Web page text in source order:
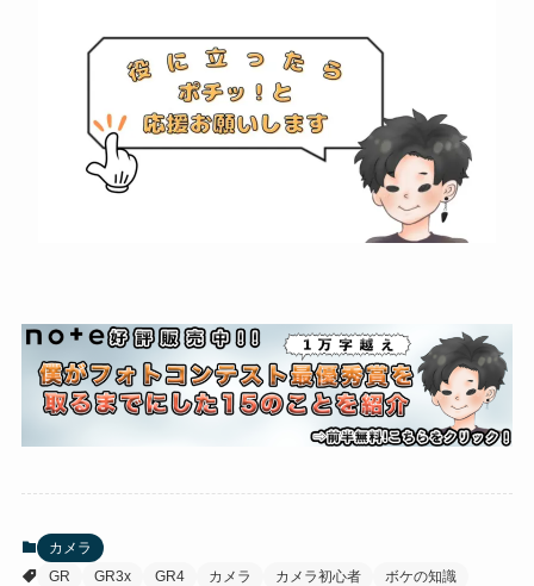
カメラ
GR
GR3x GR4 カメラ カメラ初心者
ボケの知識